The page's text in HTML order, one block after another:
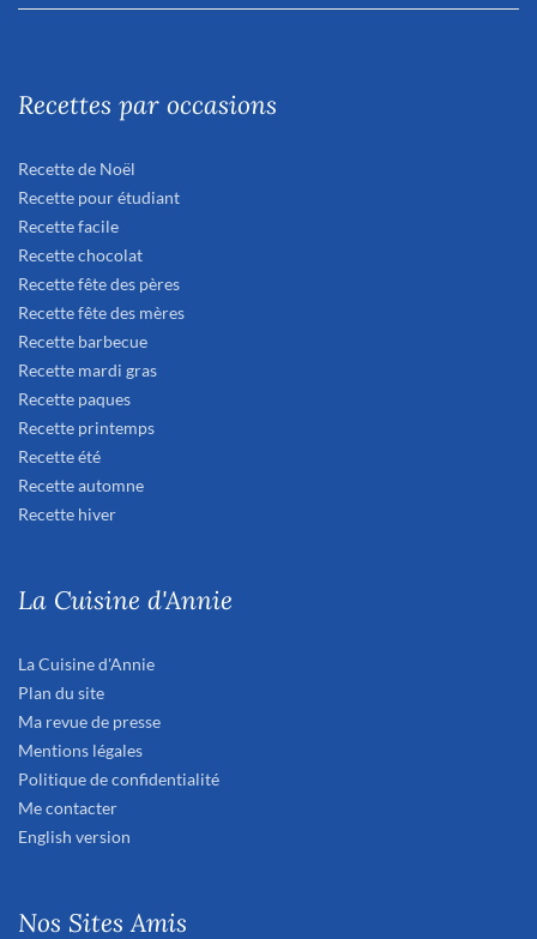
Recettes par occasions
Recette de Noël
Recette pour étudiant
Recette facile
Recette chocolat
Recette fête des pères
Recette fête des mères
Recette barbecue
Recette mardi gras
Recette paques
Recette printemps
Recette été
Recette automne
Recette hiver
La Cuisine d'Annie
La Cuisine d'Annie
Plan du site
Ma revue de presse
Mentions légales
Politique de confidentialité
Me contacter
English version
Nos Sites Amis